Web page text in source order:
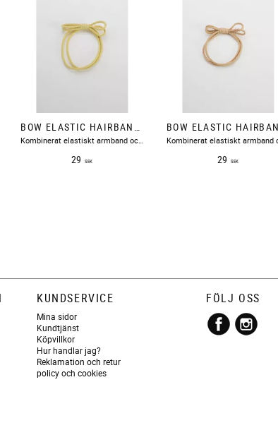
29 SEK 29 SEK
KUNDSERVICE
Mina sidor
Kundtjänst
Köpvillkor
Hur handlar jag?
Reklamation och retur
policy och cookies
FÖLJ OSS